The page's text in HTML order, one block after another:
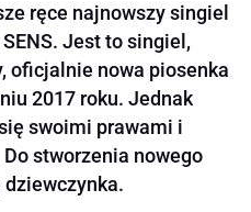
ręce najnowszy singiel
SENS. Jest to singiel,
oficjalnie nowa piosenka
2017 roku. Jednak
swoimi prawami i
stworzenia nowego